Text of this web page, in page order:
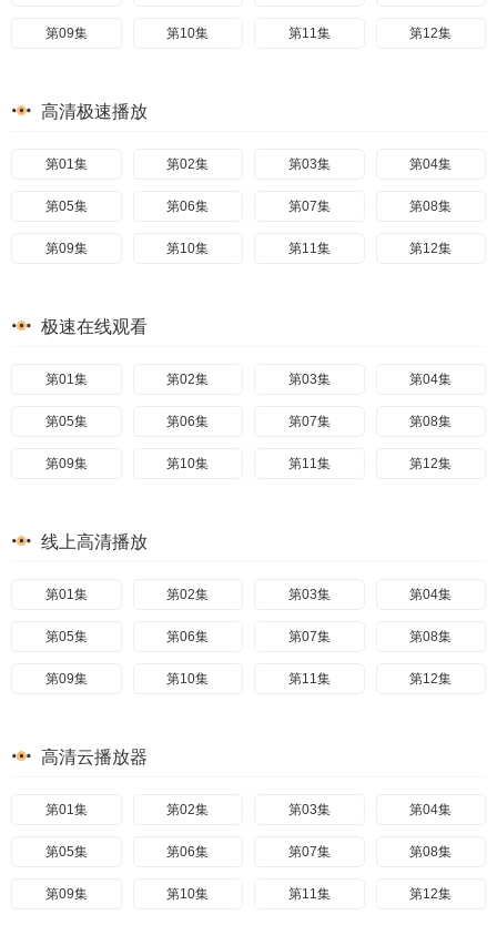
第09集 第10集 第11集 第12集
高清极速播放
第01集 第02集 第03集 第04集
第05集 第06集 第07集 第08集
第09集 第10集 第11集 第12集
极速在线观看
第01集 第02集 第03集 第04集
第05集 第06集 第07集 第08集
第09集 第10集 第11集 第12集
线上高清播放
第01集 第02集 第03集 第04集
第05集 第06集 第07集 第08集
第09集 第10集 第11集 第12集
高清云播放器
第01集 第02集 第03集 第04集
第05集 第06集 第07集 第08集
第09集 第10集 第11集 第12集